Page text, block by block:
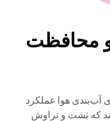
محافظت
آب‌بندی هوا عملکرد
که نشت و تراوش